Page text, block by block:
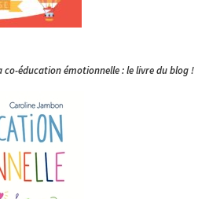
co-éducation émotionnelle : le livre du blog !